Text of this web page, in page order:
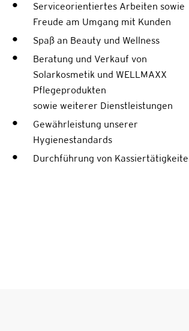
Serviceorientiertes Arbeiten sowie
Freude am Umgang mit Kunden
Spaß an Beauty und Wellness
Beratung und Verkauf von
Solarkosmetik und WELLMAXX
Pflegeprodukten
sowie weiterer Dienstleistungen
Gewährleistung unserer
Hygienestandards
Durchführung von